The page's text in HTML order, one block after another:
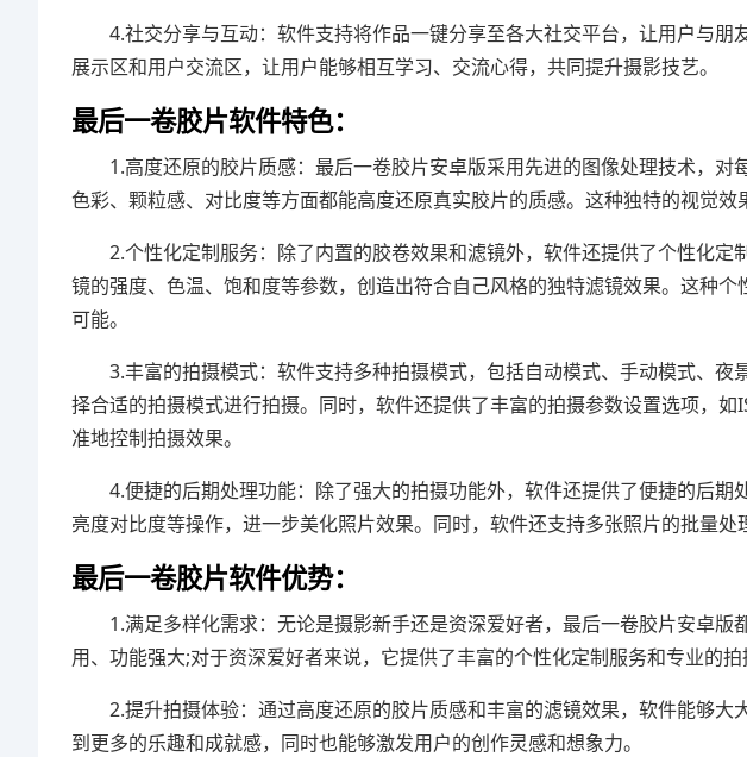
4.社交分享与互动：软件支持将作品一键分享至各大社交平台，让用户与
展示区和用户交流区，让用户能够相互学习、交流心得，共同提升摄影技艺。
最后一卷胶片软件特色：
1.高度还原的胶片质感：最后一卷胶片安卓版采用先进的图像处理技术，
色彩、颗粒感、对比度等方面都能高度还原真实胶片的质感。这种独特的视觉效
2.个性化定制服务：除了内置的胶卷效果和滤镜外，软件还提供了个性化
镜的强度、色温、饱和度等参数，创造出符合自己风格的独特滤镜效果。这种
可能。
3.丰富的拍摄模式：软件支持多种拍摄模式，包括自动模式、手动模式、
择合适的拍摄模式进行拍摄。同时，软件还提供了丰富的拍摄参数设置选项，
准地控制拍摄效果。
4.便捷的后期处理功能：除了强大的拍摄功能外，软件还提供了便捷的后
亮度对比度等操作，进一步美化照片效果。同时，软件还支持多张照片的批量处
最后一卷胶片软件优势：
1.满足多样化需求：无论是摄影新手还是资深爱好者，最后一卷胶片安卓
用、功能强大;对于资深爱好者来说，它提供了丰富的个性化定制服务和专业的拍
2.提升拍摄体验：通过高度还原的胶片质感和丰富的滤镜效果，软件能够
到更多的乐趣和成就感，同时也能够激发用户的创作灵感和想象力。